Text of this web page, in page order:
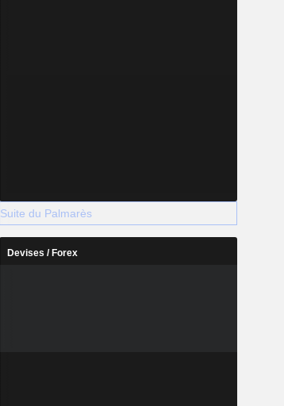
Suite du Palmarès
Devises / Forex